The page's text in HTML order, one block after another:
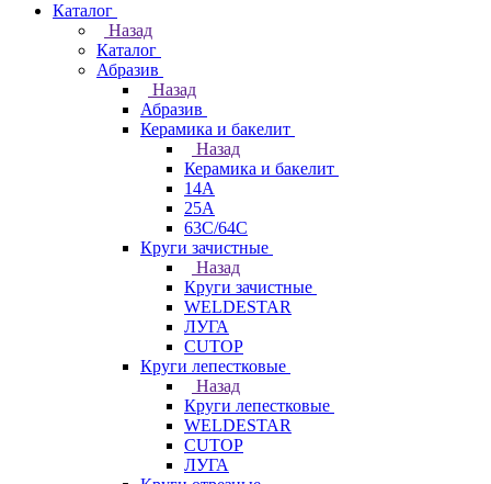
Каталог
Назад
Каталог
Абразив
Назад
Абразив
Керамика и бакелит
Назад
Керамика и бакелит
14А
25А
63С/64С
Круги зачистные
Назад
Круги зачистные
WELDESTAR
ЛУГА
CUTOP
Круги лепестковые
Назад
Круги лепестковые
WELDESTAR
CUTOP
ЛУГА